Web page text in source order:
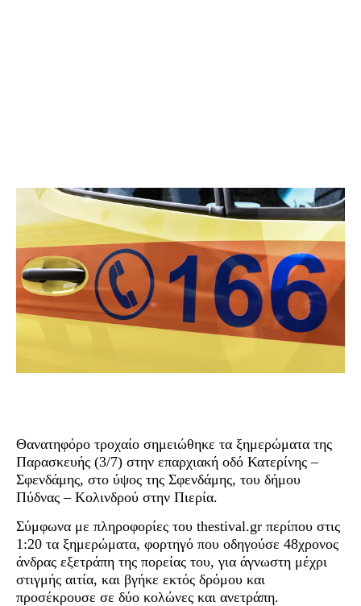
Θανατηφόρο τροχαίο σημειώθηκε τα ξημερώματα της
Παρασκευής (3/7) στην επαρχιακή οδό Κατερίνης –
Σφενδάμης, στο ύψος της Σφενδάμης, του δήμου
Πύδνας – Κολινδρού στην Πιερία.
Σύμφωνα με πληροφορίες του thestival.gr περίπου στις
1:20 τα ξημερώματα, φορτηγό που οδηγούσε 48χρονος
άνδρας εξετράπη της πορείας του, για άγνωστη μέχρι
στιγμής αιτία, και βγήκε εκτός δρόμου και
προσέκρουσε σε δύο κολώνες και ανετράπη.